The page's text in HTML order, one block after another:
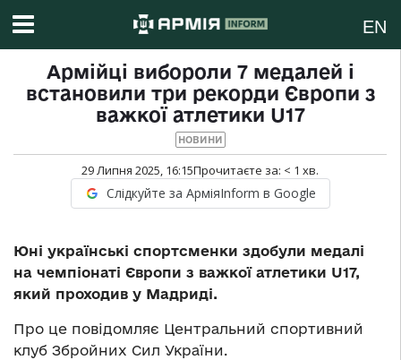
EN
Армійці вибороли 7 медалей і
встановили три рекорди Європи з
важкої атлетики U17
НОВИНИ
29 Липня 2025, 16:15Прочитаєте за: < 1 хв.
Слідкуйте за АрміяInform в Google
Юні українські спортсменки здобули медалі
на чемпіонаті Європи з важкої атлетики U17,
який проходив у Мадриді.
Про це повідомляє Центральний спортивний
клуб Збройних Сил України.